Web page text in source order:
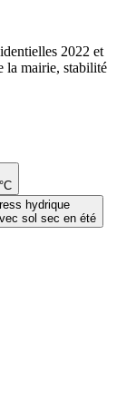
hydrique
sol sec en été
2022 et
la mairie, stabilité